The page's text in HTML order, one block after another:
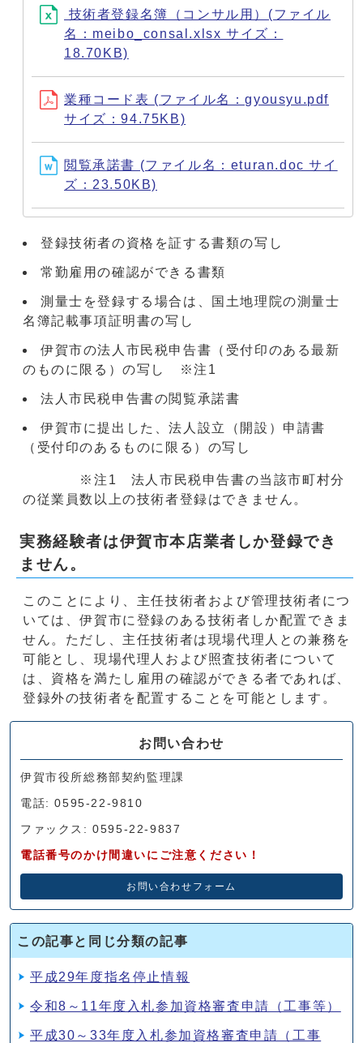
技術者登録名簿（コンサル用）(ファイル
名：meibo_consal.xlsx サイズ：
18.70KB)
業種コード表 (ファイル名：gyousyu.pdf
サイズ：94.75KB)
閲覧承諾書 (ファイル名：eturan.doc サイ
ズ：23.50KB)
登録技術者の資格を証する書類の写し
常勤雇用の確認ができる書類
測量士を登録する場合は、国土地理院の測量士
名簿記載事項証明書の写し
伊賀市の法人市民税申告書（受付印のある最新
のものに限る）の写し ※注1
法人市民税申告書の閲覧承諾書
伊賀市に提出した、法人設立（開設）申請書
（受付印のあるものに限る）の写し
※注1 法人市民税申告書の当該市町村分
の従業員数以上の技術者登録はできません。
実務経験者は伊賀市本店業者しか登録でき
ません。
このことにより、主任技術者および管理技術者につ
いては、伊賀市に登録のある技術者しか配置できま
せん。ただし、主任技術者は現場代理人との兼務を
可能とし、現場代理人および照査技術者について
は、資格を満たし雇用の確認ができる者であれば、
登録外の技術者を配置することを可能とします。
お問い合わせ
伊賀市役所総務部契約監理課
電話: 0595-22-9810
ファックス: 0595-22-9837
電話番号のかけ間違いにご注意ください！
お問い合わせフォーム
この記事と同じ分類の記事
平成29年度指名停止情報
令和8～11年度入札参加資格審査申請（工事等）
平成30～33年度入札参加資格審査申請（工事